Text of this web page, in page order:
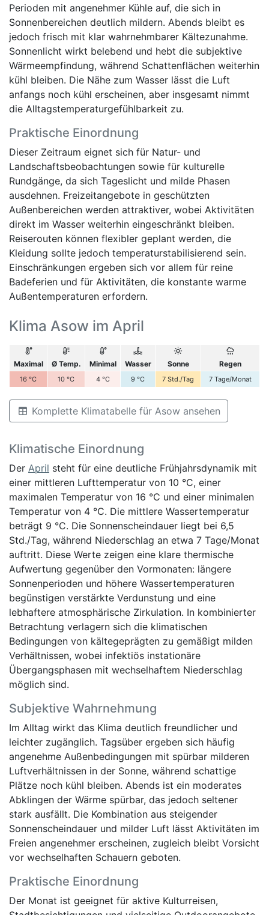
Perioden mit angenehmer Kühle auf, die sich in
Sonnenbereichen deutlich mildern. Abends bleibt es
jedoch frisch mit klar wahrnehmbarer Kältezunahme.
Sonnenlicht wirkt belebend und hebt die subjektive
Wärmeempfindung, während Schattenflächen weiterhin
kühl bleiben. Die Nähe zum Wasser lässt die Luft
anfangs noch kühl erscheinen, aber insgesamt nimmt
die Alltagstemperaturgefühlbarkeit zu.
Praktische Einordnung
Dieser Zeitraum eignet sich für Natur- und
Landschaftsbeobachtungen sowie für kulturelle
Rundgänge, da sich Tageslicht und milde Phasen
ausdehnen. Freizeitangebote in geschützten
Außenbereichen werden attraktiver, wobei Aktivitäten
direkt im Wasser weiterhin eingeschränkt bleiben.
Reiserouten können flexibler geplant werden, die
Kleidung sollte jedoch temperaturstabilisierend sein.
Einschränkungen ergeben sich vor allem für reine
Badeferien und für Aktivitäten, die konstante warme
Außentemperaturen erfordern.
Klima Asow im April
Maximal Ø Temp. Minimal Wasser Sonne Regen
16 °C 10 °C 4 °C 9 °C 7 Std./Tag 7 Tage/Monat
Komplette Klimatabelle für Asow ansehen
Klimatische Einordnung
Der April steht für eine deutliche Frühjahrsdynamik mit
einer mittleren Lufttemperatur von 10 °C, einer
maximalen Temperatur von 16 °C und einer minimalen
Temperatur von 4 °C. Die mittlere Wassertemperatur
beträgt 9 °C. Die Sonnenscheindauer liegt bei 6,5
Std./Tag, während Niederschlag an etwa 7 Tage/Monat
auftritt. Diese Werte zeigen eine klare thermische
Aufwertung gegenüber den Vormonaten: längere
Sonnenperioden und höhere Wassertemperaturen
begünstigen verstärkte Verdunstung und eine
lebhaftere atmosphärische Zirkulation. In kombinierter
Betrachtung verlagern sich die klimatischen
Bedingungen von kältegeprägten zu gemäßigt milden
Verhältnissen, wobei infektiös instationäre
Übergangsphasen mit wechselhaftem Niederschlag
möglich sind.
Subjektive Wahrnehmung
Im Alltag wirkt das Klima deutlich freundlicher und
leichter zugänglich. Tagsüber ergeben sich häufig
angenehme Außenbedingungen mit spürbar milderen
Luftverhältnissen in der Sonne, während schattige
Plätze noch kühl bleiben. Abends ist ein moderates
Abklingen der Wärme spürbar, das jedoch seltener
stark ausfällt. Die Kombination aus steigender
Sonnenscheindauer und milder Luft lässt Aktivitäten im
Freien angenehmer erscheinen, zugleich bleibt Vorsicht
vor wechselhaften Schauern geboten.
Praktische Einordnung
Der Monat ist geeignet für aktive Kulturreisen,